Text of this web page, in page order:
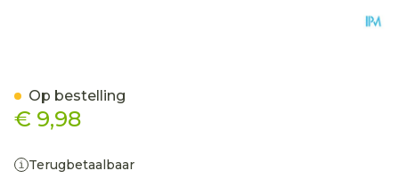
€ 9,98
Terugbetaalbaar
Op bestelling